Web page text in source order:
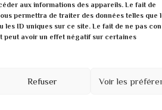
aux informations des appareils. Le fait de
permettra de traiter des données telles que
les ID uniques sur ce site. Le fait de ne pas
peut avoir un effet négatif sur certaines
Refuser Voir les